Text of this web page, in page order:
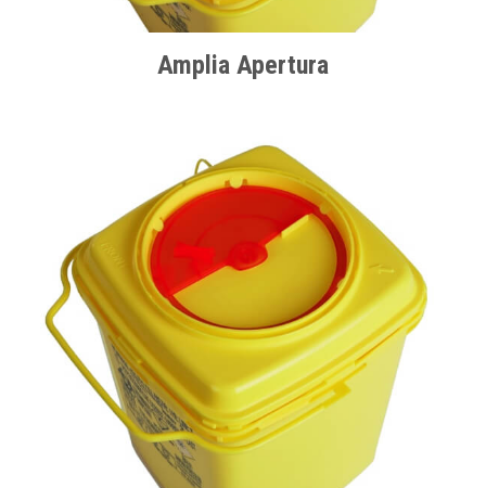
Amplia Apertura